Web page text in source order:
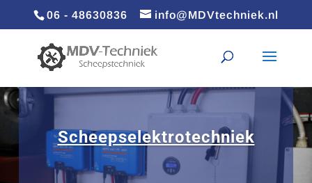
06 - 48630836 info@MDVtechniek.nl
Scheepselektrotechniek